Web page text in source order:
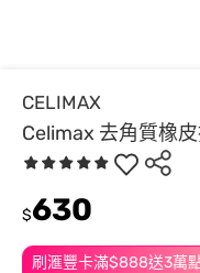
CELIMAX
Celimax 去角質橡
刷滙豐卡滿$888送3萬
$630